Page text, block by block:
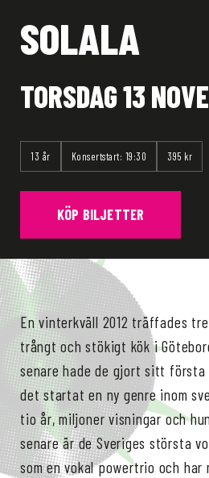
SOLALA
TORSDAG 13
13 år Konsertstart: 19:30 395 kr
KÖP BILJETTER
En vinterkväll 2012 träffades
trångt och stökigt kök i
senare hade de gjort sitt första
det startat en ny genre inom
tio år, miljoner visningar och
senare är de Sveriges största
som en vokal powertrio och